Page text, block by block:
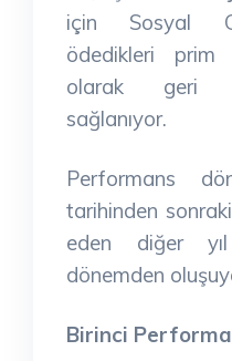
için Sosyal
ödedikleri prim
olarak geri
sağlanıyor.
Performans
tarihinden
eden diğer
dönemden
Birinci